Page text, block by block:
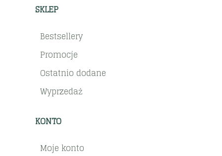
SKLEP
Bestsellery
Promocje
Ostatnio dodane
Wyprzedaż
KONTO
Moje konto